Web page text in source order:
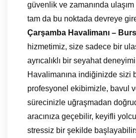
güvenlik ve zamanında
tam da bu noktada devreye
Çarşamba Havalimanı –
hizmetimiz, size sadece bir
ayrıcalıklı bir seyahat
Havalimanına indiğinizde sizi
profesyonel ekibimizle, bavul
sürecinizle uğraşmadan
aracınıza geçebilir, keyifli
stressiz bir şekilde